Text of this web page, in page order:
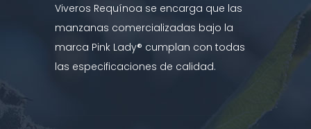
Viveros Requínoa se encarga que las
manzanas comercializadas bajo la
marca Pink Lady® cumplan con todas
las especificaciones de calidad.